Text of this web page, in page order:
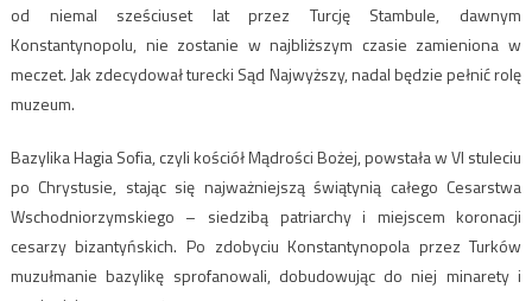
od niemal sześciuset lat przez Turcję Stambule, dawnym
Konstantynopolu, nie zostanie w najbliższym czasie zamieniona w
meczet. Jak zdecydował turecki Sąd Najwyższy, nadal będzie pełnić rolę
muzeum.
Bazylika Hagia Sofia, czyli kościół Mądrości Bożej, powstała w VI stuleciu
po Chrystusie, stając się najważniejszą świątynią całego Cesarstwa
Wschodniorzymskiego – siedzibą patriarchy i miejscem koronacji
cesarzy bizantyńskich. Po zdobyciu Konstantynopola przez Turków
muzułmanie bazylikę sprofanowali, dobudowując do niej minarety i